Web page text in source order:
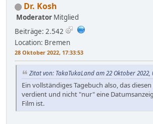
Dr. Kosh
Moderator Mitglied
Beiträge: 2.542
Location: Bremen
28 Oktober 2022, 17:33:53
Zitat von: TakaTukaLand am 22 Oktober 2022,
Ein vollständiges Tagebuch also, das
verdient und nicht "nur" eine
Film ist.